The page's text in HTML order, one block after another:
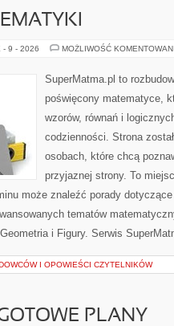
- 9 - 2026 MOŻLIWOŚĆ
SuperMatma.pl to
poświęcony matematyce,
wzorów, równań i
codzienności. Strona
osobach, które chcą
przyjaznej strony. To
może znaleźć porady
tematów
i Figury. Serwis
I OPOWIEŚCI CZYTELNIKÓW
PLANY